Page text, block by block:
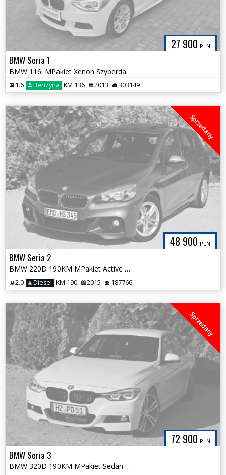
27 900 PLN
BMW Seria 1
BMW 116i MPakiet Xenon Szyberdach Alpejska Biel Śliczna Zadbana
1.6 Benzyna KM 136 2013 303149
48 900 PLN
Sprzedany
BMW Seria 2
BMW 220D 190KM MPakiet Active Tourer Skóra Panorama 1Właściciel
2.0 Diesel KM 190 2015 187766
72 900 PLN
Sprzedany
BMW Seria 3
BMW 320D 190KM MPakiet Sedan Harman/Kardon Duża Navi Tylko 157tys km